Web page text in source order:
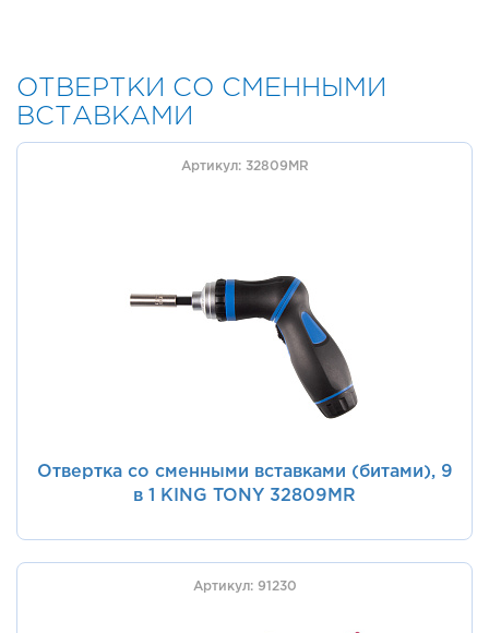
ОТВЕРТКИ СО СМЕННЫМИ
ВСТАВКАМИ
Артикул: 32809MR
Отвертка со сменными вставками (битами), 9
в 1 KING TONY 32809MR
Артикул: 91230